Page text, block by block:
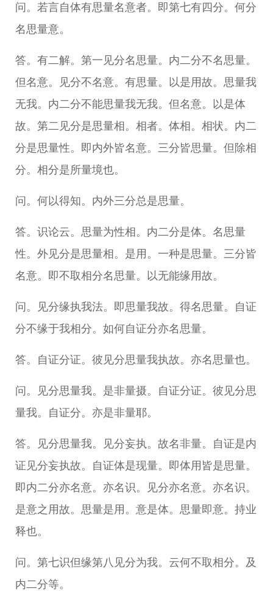
问。若言自体有思量名意者。即第七有四分。何分
名思量意。
答。有二解。第一见分名思量。内二分不名思量。
但名意。见分不名意。有思量。以是用故。思量我
无我。内二分不能思量我无我。但名意。以是体
故。第二见分是思量相。相者。体相。相状。内二
分是思量性。即内外皆名意。三分皆思量。但除相
分。相分是所量境也。
问。何以得知。内外三分总是思量。
答。识论云。思量为性相。内二分是体。名思量
性。外见分是思量相。是用。一种是思量。三分皆
名意。即不取相分名思量。以无能缘用故。
问。见分缘执我法。即思量我故。得名思量。自证
分不缘于我相分。如何自证分亦名思量。
答。自证分证。彼见分思量我执故。亦名思量也。
问。见分思量我。是非量摄。自证分证。彼见分思
量我。自证分。亦是非量耶。
答。见分思量我。见分妄执。故名非量。自证是内
证见分妄执故。自证体是现量。即体用皆是思量。
即内二分亦名意。亦名识。见分亦名意。亦名识。
是意之用故。思量是用。意是体。思量即意。持业
释也。
问。第七识但缘第八见分为我。云何不取相分。及
内二分等。